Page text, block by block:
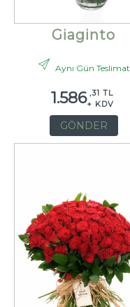
Giaginto
Aynı Gün Teslimat
1.586 ,31 TL
+ KDV
GÖNDER